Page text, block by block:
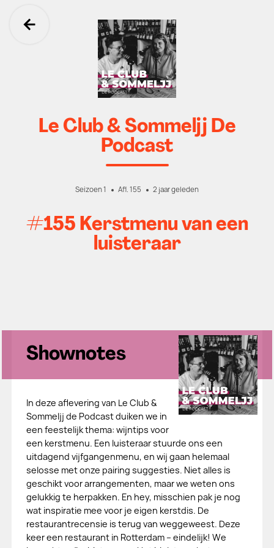
Ga terug
Le Club & Sommeljj De
Podcast
Seizoen 1 Afl. 155 2 jaar geleden
#155 Kerstmenu van een
luisteraar
Shownotes
In deze aflevering van Le Club &
Sommeljj de Podcast duiken we in
een feestelijk thema: wijntips voor
een kerstmenu. Een luisteraar stuurde ons een
uitdagend vijfgangenmenu, en wij gaan helemaal
selosse met onze pairing suggesties. Niet alles is
geschikt voor arrangementen, maar we weten ons
gelukkig te herpakken. En hey, misschien pak je nog
wat inspiratie mee voor je eigen kerstdis. De
restaurantrecensie is terug van weggeweest. Deze
keer een restaurant in Rotterdam – eindelijk! We